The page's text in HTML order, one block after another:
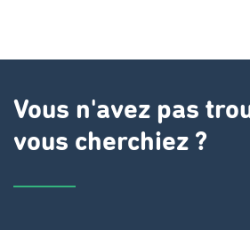
Vous n'avez pas
vous cherchiez ?